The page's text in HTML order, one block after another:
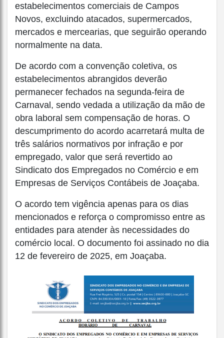
estabelecimentos comerciais de Campos
Novos, excluindo atacados, supermercados,
mercados e mercearias, que seguirão operando
normalmente na data.
De acordo com a convenção coletiva, os
estabelecimentos abrangidos deverão
permanecer fechados na segunda-feira de
Carnaval, sendo vedada a utilização da mão de
obra laboral sem compensação de horas. O
descumprimento do acordo acarretará multa de
três salários normativos por infração e por
empregado, valor que será revertido ao
Sindicato dos Empregados no Comércio e em
Empresas de Serviços Contábeis de Joaçaba.
O acordo tem vigência apenas para os dias
mencionados e reforça o compromisso entre as
entidades para atender às necessidades do
comércio local. O documento foi assinado no dia
12 de fevereiro de 2025, em Joaçaba.